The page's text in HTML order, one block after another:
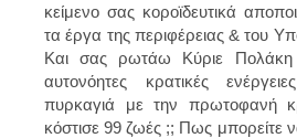
κείμενο σας κοροϊδευτικά
τα έργα της περιφέρειας & του
Και σας ρωτάω Κύριε Πολάκη
αυτονόητες κρατικές
πυρκαγιά με την πρωτοφανή
κόστισε 99 ζωές ;; Πως μπορείτε